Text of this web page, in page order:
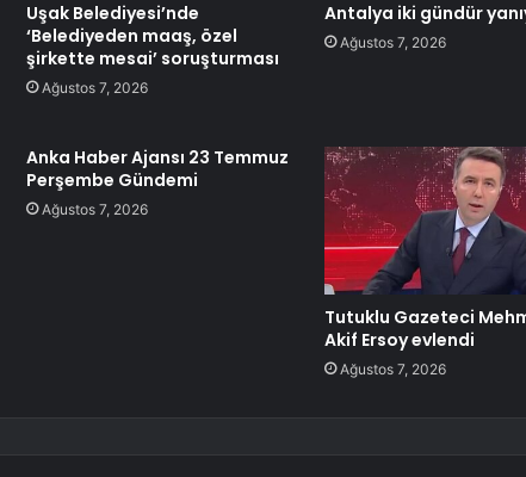
Uşak Belediyesi’nde
‘Belediyeden maaş, özel
şirkette mesai’ soruşturması
Ağustos 7, 2026
Antalya iki gündür
Ağustos 7, 2026
Anka Haber Ajansı 23 Temmuz
Perşembe Gündemi
Ağustos 7, 2026
Tutuklu Gazeteci
Akif Ersoy evlendi
Ağustos 7, 2026